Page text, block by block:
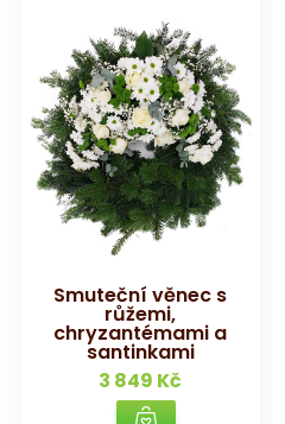
Smuteční věnec s
růžemi,
chryzantémami a
santinkami
3 849 Kč